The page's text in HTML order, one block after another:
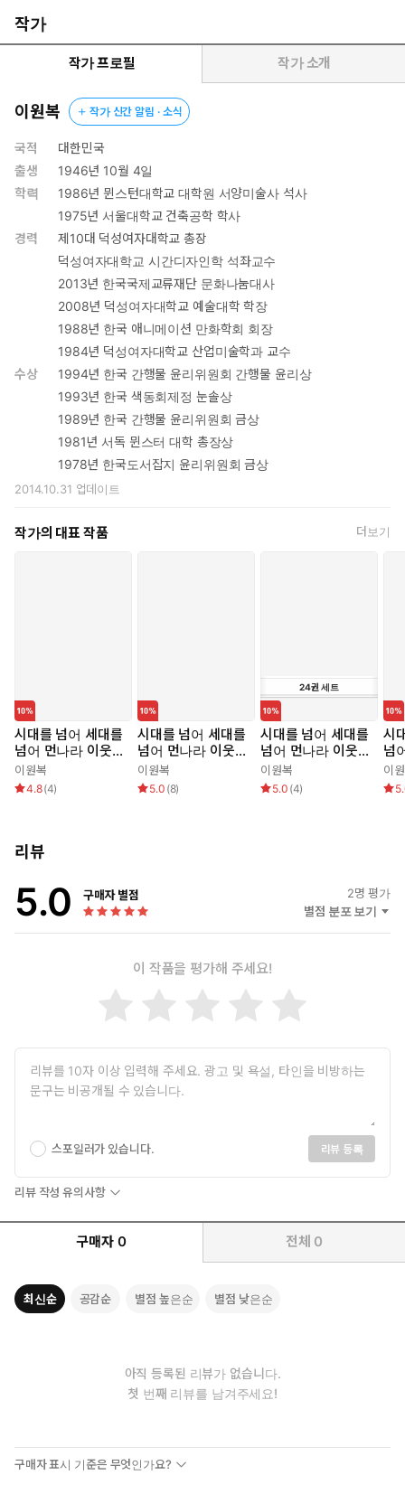
가 오랜 시간 공들여 작성한 각 나라의 ‘하이라이트’를 부록으로 추가
해 국가와 지역별 핵심을 일목요연하게 정리하면서 마무리할 수 있
게 했다. 유일무이한 교양·학습 만화의 선구자이자 대명사 『먼나라
이웃나라』! 이보다 지적이고 정확한 교양 만화, 이보다 재미있고 생
생한 역사책이 또 있을까?
작가
작가 프로필 작가 소개
이원복 작가 신간 알림 · 소식
국적
대한민국
출생
1946년 10월 4일
학력
1986년 뮌스턴대학교 대학원 서양미술사 석사
1975년 서울대학교 건축공학 학사
경력
제10대 덕성여자대학교 총장
덕성여자대학교 시간디자인학 석좌교수
2013년 한국국제교류재단 문화나눔대사
2008년 덕성여자대학교 예술대학 학장
1988년 한국 애니메이션 만화학회 회장
1984년 덕성여자대학교 산업미술학과 교수
수상
1994년 한국 간행물 윤리위원회 간행물 윤리상
1993년 한국 색동회제정 눈솔상
1989년 한국 간행물 윤리위원회 금상
1981년 서독 뮌스터 대학 총장상
1978년 한국도서잡지 윤리위원회 금상
2014.10.31 업데이트
작가의 대표 작품 더보기
시대를 넘어 세대를
넘어 먼나라 이웃나
라 3 도이칠란트
이원복
4.8(4)
시대를 넘어 세대를
넘어 먼나라 이웃나
라 1 네덜란드
이원복
5.0 (8)
24권 세트
시대를 넘어 세대를
넘어 먼나라 이웃나
라 세트 (전 24권)
이원복
5.0 (4)
시
넘
라
이
리뷰
5.0 구매자 별점 2명 평가
별점 분포 보기
이 작품을 평가해 주세요!
스포일러가 있습니다. 리뷰 등록
리뷰 작성 유의사항
구매자 0 전체 0
최신순 공감순 별점 높은순 별점 낮은순
아직 등록된 리뷰가 없습니다.
첫 번째 리뷰를 남겨주세요!
구매자 표시 기준은 무엇인가요?